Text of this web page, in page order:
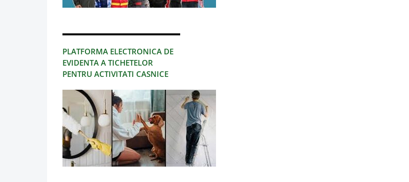
PLATFORMA ELECTRONICA DE
EVIDENTA A TICHETELOR
PENTRU ACTIVITATI CASNICE